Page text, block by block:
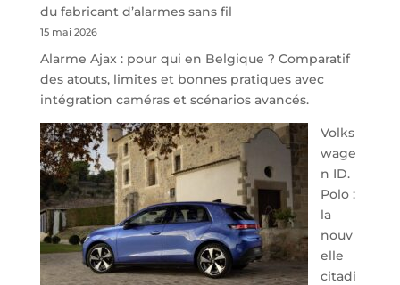
de
parking
sécurisé
à
l’aéroport
de
Charleroi
du fabricant d’alarmes sans fil
15 mai 2026
Alarme Ajax : pour qui en Belgique ? Comparatif
des atouts, limites et bonnes pratiques avec
intégration caméras et scénarios avancés.
Volks
wage
n ID.
Polo :
la
nouv
elle
citadi